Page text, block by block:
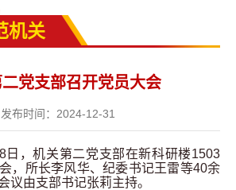
机关
党支部召开党员大会
发布时间：2024-12-31
日，机关第二党支部在新科研楼1503
，所长李风华、纪委书记王雷等40余
议由支部书记张莉主持。